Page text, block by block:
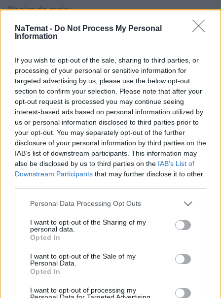
NaTemat - Do Not Process My Personal
Information
If you wish to opt-out of the sale, sharing to third parties, or
processing of your personal or sensitive information for
targeted advertising by us, please use the below opt-out
section to confirm your selection. Please note that after your
opt-out request is processed you may continue seeing
interest-based ads based on personal information utilized by
us or personal information disclosed to third parties prior to
your opt-out. You may separately opt-out of the further
disclosure of your personal information by third parties on the
IAB’s list of downstream participants. This information may
also be disclosed by us to third parties on the IAB’s List of
Downstream Participants that may further disclose it to other
Personal Data Processing Opt Outs
I want to opt-out of the Sharing of my
personal data.
Opted In
I want to opt-out of the Sale of my
Personal Data.
Opted In
I want to opt-out of processing my
Napisz do mnie:
Czytaj więcej
Dlaczego 68 tysięcy części dziennie ma
znaczenie? To gwarancja spokojnej
eksploatacji auta Grupy Volkswagen
Znasz to uczucie, kiedy oddajesz auto do